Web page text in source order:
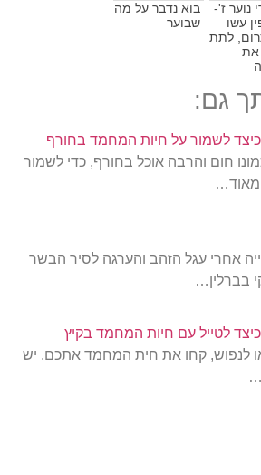
נוער ז'-
עשו
לתת
את
בוא נדבר על מה
שבוער
גם:
כיצד לשמור על חיות המחמד בחורף
חום והרבה אוכל בחורף, כדי לשמור
מאוד…
אחרי עגל הזהב והערגה לסיר הבשר
בברלין…
כיצד לטייל עם חיות המחמד בקיץ
לנפוש, קחו את חית המחמד אתכם. יש